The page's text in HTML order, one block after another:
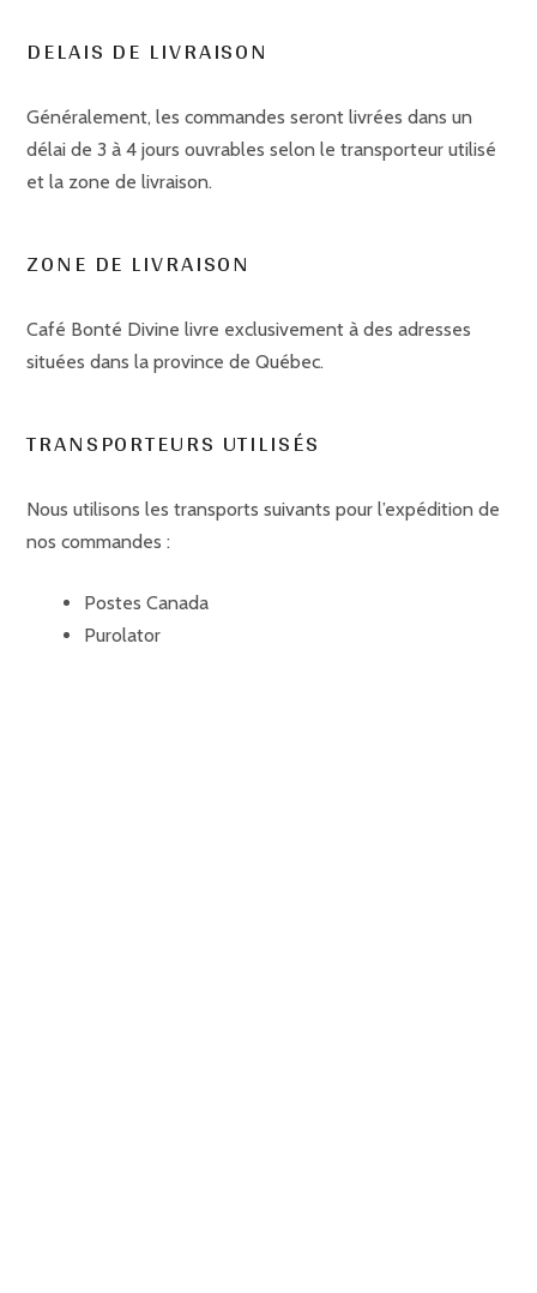
DELAIS DE LIVRAISON
Généralement, les commandes seront livrées dans un
délai de 3 à 4 jours ouvrables selon le transporteur utilisé
et la zone de livraison.
ZONE DE LIVRAISON
Café Bonté Divine livre exclusivement à des adresses
situées dans la province de Québec.
TRANSPORTEURS UTILISÉS
Nous utilisons les transports suivants pour l’expédition de
nos commandes :
Postes Canada
Purolator